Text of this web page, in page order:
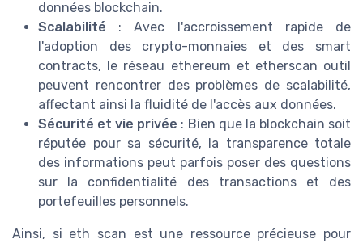
données blockchain.
Scalabilité : Avec l'accroissement rapide de
l'adoption des crypto-monnaies et des smart
contracts, le réseau ethereum et etherscan outil
peuvent rencontrer des problèmes de scalabilité,
affectant ainsi la fluidité de l'accès aux données.
Sécurité et vie privée : Bien que la blockchain soit
réputée pour sa sécurité, la transparence totale
des informations peut parfois poser des questions
sur la confidentialité des transactions et des
portefeuilles personnels.
Ainsi, si eth scan est une ressource précieuse pour